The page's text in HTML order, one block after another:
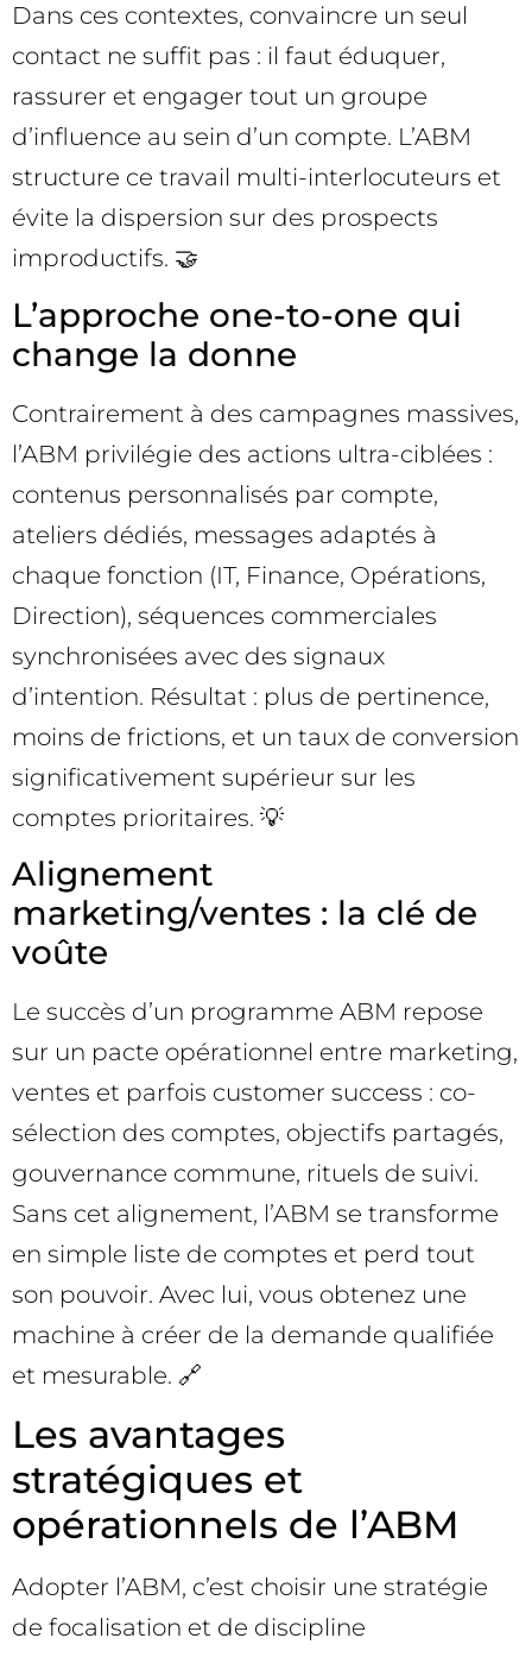
Dans ces contextes, convaincre un seul
contact ne suffit pas : il faut éduquer,
rassurer et engager tout un groupe
d’influence au sein d’un compte. L’ABM
structure ce travail multi-interlocuteurs et
évite la dispersion sur des prospects
improductifs. 🤝
L’approche one-to-one qui
change la donne
Contrairement à des campagnes massives,
l’ABM privilégie des actions ultra-ciblées :
contenus personnalisés par compte,
ateliers dédiés, messages adaptés à
chaque fonction (IT, Finance, Opérations,
Direction), séquences commerciales
synchronisées avec des signaux
d’intention. Résultat : plus de pertinence,
moins de frictions, et un taux de conversion
significativement supérieur sur les
comptes prioritaires. 💡
Alignement
marketing/ventes : la clé de
voûte
Le succès d’un programme ABM repose
sur un pacte opérationnel entre marketing,
ventes et parfois customer success : co-
sélection des comptes, objectifs partagés,
gouvernance commune, rituels de suivi.
Sans cet alignement, l’ABM se transforme
en simple liste de comptes et perd tout
son pouvoir. Avec lui, vous obtenez une
machine à créer de la demande qualifiée
et mesurable. 🔗
Les avantages
stratégiques et
opérationnels de l’ABM
Adopter l’ABM, c’est choisir une stratégie
de focalisation et de discipline